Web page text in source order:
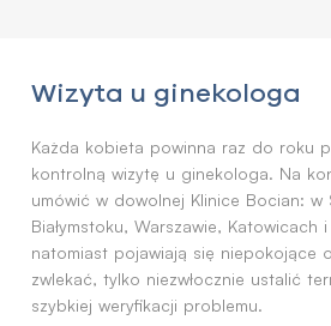
Wizyta u ginekologa
Każda kobieta powinna raz do roku
kontrolną wizytę u ginekologa. Na
umówić w dowolnej Klinice Bocian: w
Białymstoku, Warszawie, Katowicach
natomiast pojawiają się niepokojące
zwlekać, tylko niezwłocznie ustalić
szybkiej weryfikacji problemu.